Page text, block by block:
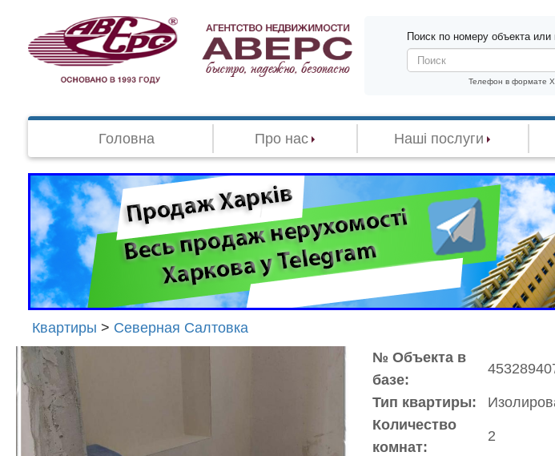
Поиск по номеру объекта
Телефон в формате
Головна Про нас Наші послуги
Квартиры > Северная Салтовка
Агенство
недвижимости
"Аверс"
№ Объекта в
базе:
Тип квартиры:
Количество
комнат:
2